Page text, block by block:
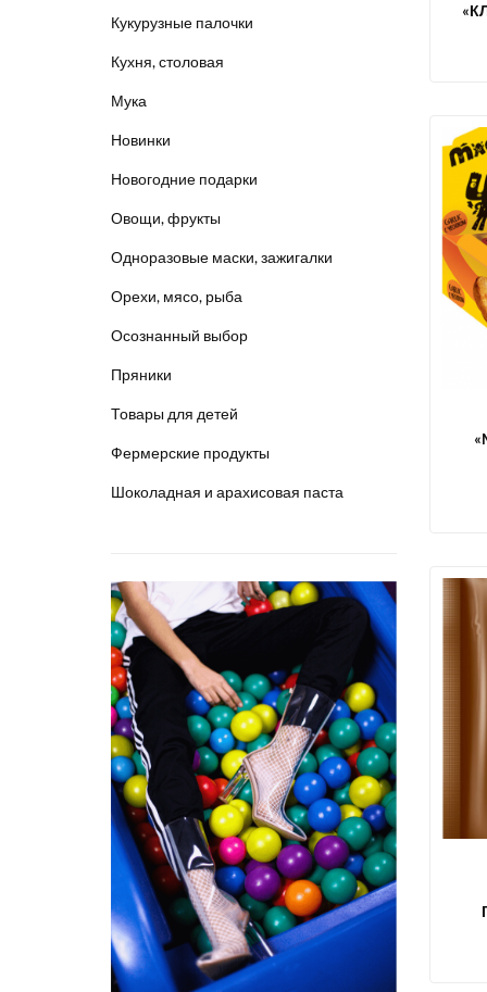
Кукурузные палочки
Кухня, столовая
Мука
Новинки
Новогодние подарки
Овощи, фрукты
Одноразовые маски, зажигалки
Орехи, мясо, рыба
Осознанный выбор
Пряники
Товары для детей
Фермерские продукты
Шоколадная и арахисовая паста